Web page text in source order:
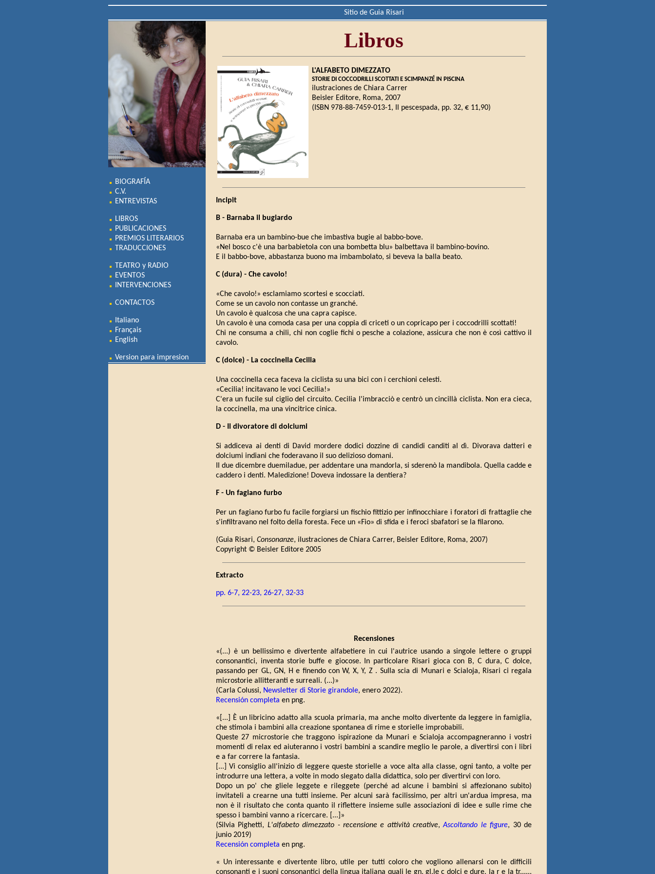
Sitio de Guia Risari
BIOGRAFÍA
C.V.
ENTREVISTAS
LIBROS
PUBLICACIONES
PREMIOS LITERARIOS
TRADUCCIONES
TEATRO y RADIO
EVENTOS
INTERVENCIONES
CONTACTOS
Italiano
Français
English
Version para impresion
Libros
L'ALFABETO DIMEZZATO
STORIE DI COCCODRILLI SCOTTATI E SCIMPANZÉ IN PISCINA
ilustraciones de Chiara Carrer
Beisler Editore, Roma, 2007
(ISBN 978-88-7459-013-1, Il pescespada, pp. 32, € 11,90)
Incipit
B - Barnaba il bugiardo
Barnaba era un bambino-bue che imbastiva bugie al babbo-bove.
«Nel bosco c'è una barbabietola con una bombetta blu» balbettava il bambino-bovino.
E il babbo-bove, abbastanza buono ma imbambolato, si beveva la balla beato.
C (dura) - Che cavolo!
«Che cavolo!» esclamiamo scortesi e scocciati.
Come se un cavolo non contasse un granché.
Un cavolo è qualcosa che una capra capisce.
Un cavolo è una comoda casa per una coppia di criceti o un copricapo per i coccodrilli scottati!
Chi ne consuma a chili, chi non coglie fichi o pesche a colazione, assicura che non è così cattivo il
cavolo.
C (dolce) - La coccinella Cecilia
Una coccinella ceca faceva la ciclista su una bici con i cerchioni celesti.
«Cecilia! incitavano le voci Cecilia!»
C'era un fucile sul ciglio del circuito. Cecilia l'imbracciò e centrò un cincillà ciclista. Non era cieca,
la coccinella, ma una vincitrice cinica.
D - Il divoratore di dolciumi
Si addiceva ai denti di David mordere dodici dozzine di candidi canditi al dì. Divorava datteri e
dolciumi indiani che foderavano il suo delizioso domani.
Il due dicembre duemiladue, per addentare una mandorla, si sderenò la mandibola. Quella cadde e
caddero i denti. Maledizione! Doveva indossare la dentiera?
F - Un fagiano furbo
Per un fagiano furbo fu facile forgiarsi un fischio fittizio per infinocchiare i foratori di frattaglie che
s'infiltravano nel folto della foresta. Fece un «Fio» di sfida e i feroci sbafatori se la filarono.
(Guia Risari, Consonanze, ilustraciones de Chiara Carrer, Beisler Editore, Roma, 2007)
Copyright © Beisler Editore 2005
Extracto
pp. 6-7, 22-23, 26-27, 32-33
Recensiones
«(...) è un bellissimo e divertente alfabetiere in cui l'autrice usando a singole lettere o gruppi
consonantici, inventa storie buffe e giocose. In particolare Risari gioca con B, C dura, C dolce,
passando per GL, GN, H e finendo con W, X, Y, Z . Sulla scia di Munari e Scialoja, Risari ci regala
microstorie allitteranti e surreali. (...)»
(Carla Colussi, Newsletter di Storie girandole, enero 2022).
Recensión completa en png.
«[...] È un libricino adatto alla scuola primaria, ma anche molto divertente da leggere in famiglia,
che stimola i bambini alla creazione spontanea di rime e storielle improbabili.
Queste 27 microstorie che traggono ispirazione da Munari e Scialoja accompagneranno i vostri
momenti di relax ed aiuteranno i vostri bambini a scandire meglio le parole, a divertirsi con i libri
e a far correre la fantasia.
[...] Vi consiglio all'inizio di leggere queste storielle a voce alta alla classe, ogni tanto, a volte per
introdurre una lettera, a volte in modo slegato dalla didattica, solo per divertirvi con loro.
Dopo un po' che gliele leggete e rileggete (perché ad alcune i bambini si affezionano subito)
invitateli a crearne una tutti insieme. Per alcuni sarà facilissimo, per altri un'ardua impresa, ma
non è il risultato che conta quanto il riflettere insieme sulle associazioni di idee e sulle rime che
spesso i bambini vanno a ricercare. [...]»
(Silvia Pighetti, L'alfabeto dimezzato - recensione e attività creative,Ascoltando le figure, 30 de
junio 2019)
Recensión completa en png.
« Un interessante e divertente libro, utile per tutti coloro che vogliono allenarsi con le difficili
consonanti e i suoni consonantici della lingua italiana quali le gn, gl,le c dolci e dure, la r e la tr......